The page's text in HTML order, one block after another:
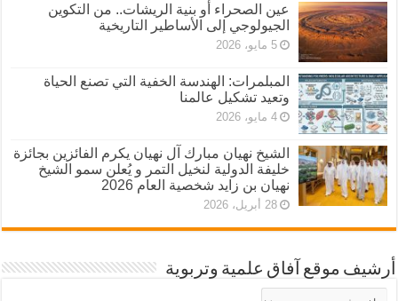
عين الصحراء أو بنية الريشات.. من التكوين
الجيولوجي إلى الأساطير التاريخية
5 مايو، 2026
المبلمرات: الهندسة الخفية التي تصنع الحياة
وتعيد تشكيل عالمنا
4 مايو، 2026
الشيخ نهيان مبارك آل نهيان يكرم الفائزين بجائزة
خليفة الدولية لنخيل التمر و يُعلن سمو الشيخ
نهيان بن زايد شخصية العام 2026
28 أبريل، 2026
أرشيف موقع آفاق علمية وتربوية
أرشيف